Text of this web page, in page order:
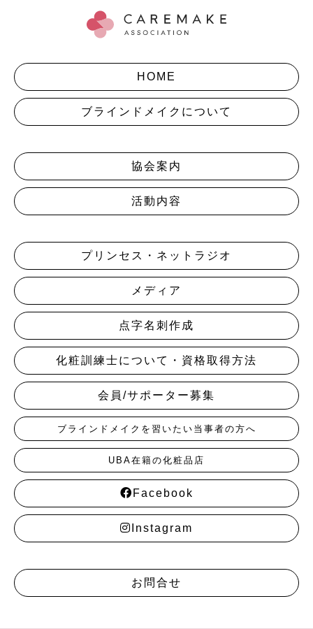
HOME
ブラインドメイクについて
協会案内
活動内容
プリンセス・ネットラジオ
メディア
点字名刺作成
化粧訓練士について・資格取得方法
会員/サポーター募集
ブラインドメイクを習いたい当事者の方へ
UBA在籍の化粧品店
Facebook
Instagram
お問合せ